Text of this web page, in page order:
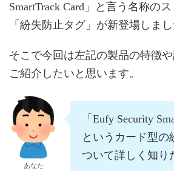
SmartTrack Card」と言う名称の
「紛失防止タグ」が新登場しまし
そこで今回は左記の製品の特徴
ご紹介したいと思います。
あなた
「Eufy Security
というカード型の
ついて詳しく知り